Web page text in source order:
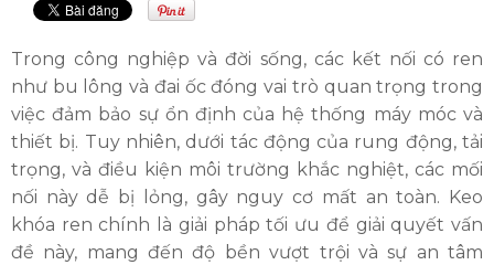
Trong công nghiệp và đời sống, các kết nối có ren
như bu lông và đai ốc đóng vai trò quan trọng trong
việc đảm bảo sự ổn định của hệ thống máy móc và
thiết bị. Tuy nhiên, dưới tác động của rung động, tải
trọng, và điều kiện môi trường khắc nghiệt, các mối
nối này dễ bị lỏng, gây nguy cơ mất an toàn. Keo
khóa ren chính là giải pháp tối ưu để giải quyết vấn
đề này, mang đến độ bền vượt trội và sự an tâm